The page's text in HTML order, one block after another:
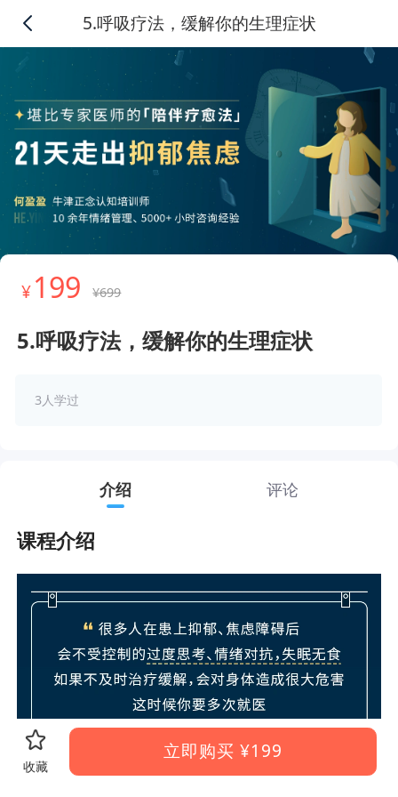
5.呼吸疗法，缓解你的生理症状
¥199 ¥699
5.呼吸疗法，缓解你的生理症状
3人学过
介绍 评论
课程介绍
收藏
立即购买 ¥199